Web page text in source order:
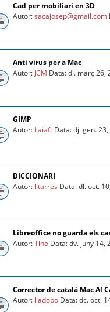
Cad per mobiliari en 3D
Autor:sacajosep@gmail.com
Anti virus per a Mac
Autor: JCM Data: dj. març 26,
GIMP
Autor: Laiaft Data: dj. gen.
DICCIONARI
Autor: lltarres Data: dl. oct.
Libreoffice no guarda els
Autor:Tino Data: dv. juny 14,
Corrector de català Mac Al
Autor: lladobo Data: dc. oct.